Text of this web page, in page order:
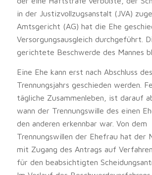
in der Justizvollzugsanstalt (JVA)
Amtsgericht (AG) hat die Ehe
Versorgungsausgleich durchgeführt.
gerichtete Beschwerde des Mannes
Eine Ehe kann erst nach Abschluss des
Trennungsjahrs geschieden werden.
tägliche Zusammenleben, ist darauf
wann der Trennungswille des einen
den anderen erkennbar war. Von dem
Trennungswillen der Ehefrau hat der
mit Zugang des Antrags auf
für den beabsichtigten